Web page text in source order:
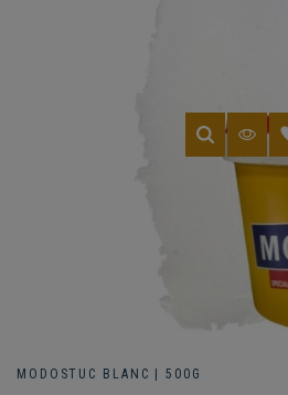
MODOSTUC BLANC | 500G